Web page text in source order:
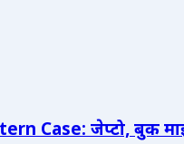
Case: जेप्टो, बुक